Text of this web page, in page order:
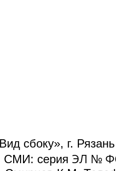
сбоку», г.
СМИ: серия ЭЛ №